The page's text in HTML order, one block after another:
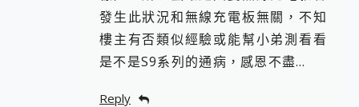
發生此狀況和無線充電板無關，不知
樓主有否類似經驗或能幫小弟測看看
是不是S9系列的通病，感恩不盡…
Reply